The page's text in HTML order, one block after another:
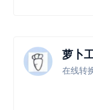
萝卜
在线转